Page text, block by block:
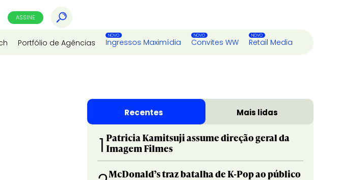
ASSINE
Portfólio de Agências Ingressos Maximídia Convites WW Retail Media
Recentes Mais lidas
1 Patricia Kamitsuji assume direção geral da
Imagem Filmes
McDonald’s traz batalha de K-Pop ao público